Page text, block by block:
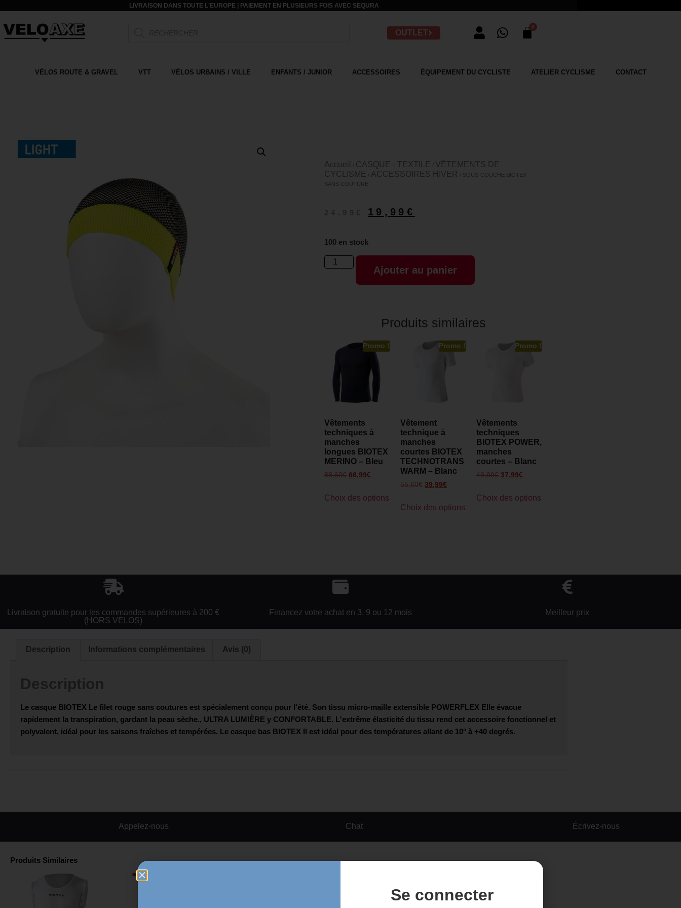
LIVRAISON DANS TOUTE L'EUROPE | PAIEMENT EN PLUSIEURS FOIS AVEC SEQURA
OUTLET
VÉLOS ROUTE & GRAVEL VTT VÉLOS URBAINS / VILLE ENFANTS / JUNIOR ACCESSOIRES ÉQUIPEMENT DU CYCLISTE ATELIER CYCLISME CONTACT
Accueil CASQUE - TEXTILE
VÊTEMENTS DE
CYCLISME
ACCESSOIRES HIVER
/ SOUS-COUCHE BIOTEX
SANS COUTURE
19,99 €
100 en stock
Ajouter au panier
Produits similaires
Promo !
Vêtements
techniques à
manches
longues BIOTEX
MERINO – Bleu
88,60€ 66,99€
Choix des options
Promo !
Vêtement
technique à
manches
courtes BIOTEX
TECHNOTRANS
WARM – Blanc
55,60€ 39,99€
Choix des options
Promo !
Vêtements
techniques
BIOTEX POWER,
manches
courtes – Blanc
49,99€ 37,99€
Choix des options
Livraison gratuite pour les commandes supérieures à 200 €
(HORS VELOS)
Financez votre achat en 3, 9 ou 12 mois Meilleur prix
Description Informations complémentaires Avis (0)
Description
Le casque BIOTEX Le filet rouge sans coutures est spécialement conçu pour l'été. Son tissu micro-maille extensible POWERFLEX Elle évacue
rapidement la transpiration, gardant la peau sèche., ULTRA LUMIÈRE y CONFORTABLE. L'extrême élasticité du tissu rend cet accessoire fonctionnel et
polyvalent, idéal pour les saisons fraîches et tempérées. Le casque bas BIOTEX Il est idéal pour des températures allant de 10° à +40 degrés.
Appelez-nous Chat Écrivez-nous
Produits Similaires
Se connecter